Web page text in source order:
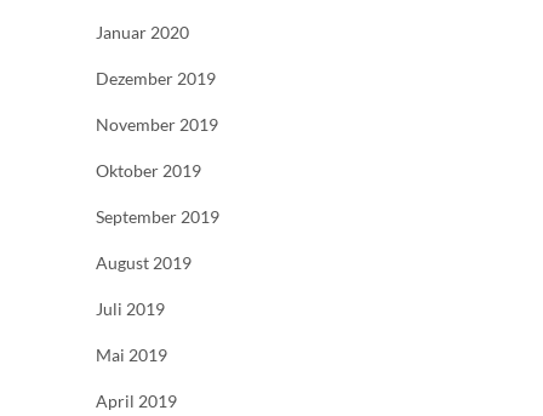
Januar 2020
Dezember 2019
November 2019
Oktober 2019
September 2019
August 2019
Juli 2019
Mai 2019
April 2019